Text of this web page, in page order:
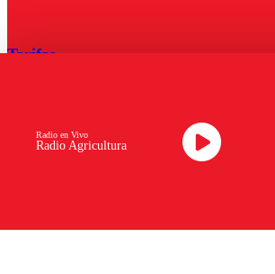
Radio Agricultura
Radio en Vivo
Tarifas
Descarga la APP